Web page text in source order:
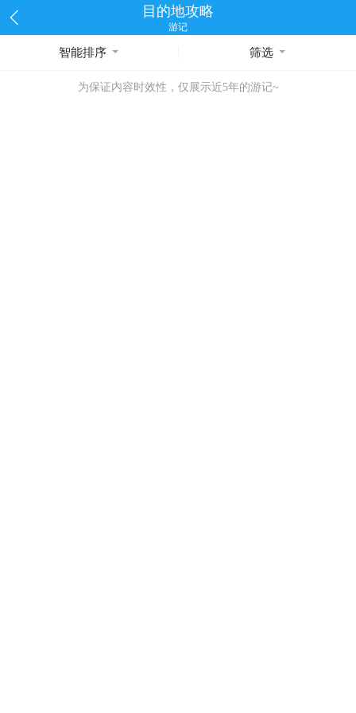
目的地攻略
游记
智能排序 筛选
为保证内容时效性，仅展示近5年的游记~